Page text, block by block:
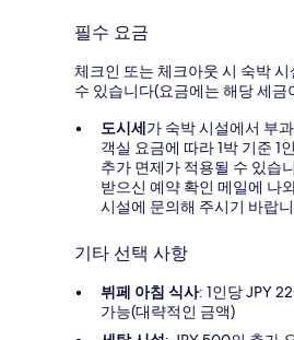
필수 요금
체크인 또는 체크아웃 시 숙박
수 있습니다(요금에는 해당 세금
도시세가 숙박 시설에서 부
객실 요금에 따라 1박 기준 1
추가 면제가 적용될 수 있습
받으신 예약 확인 메일에 나
시설에 문의해 주시기 바랍
기타 선택 사항
뷔페 아침 식사: 1인당 JPY
가능(대략적인 금액)